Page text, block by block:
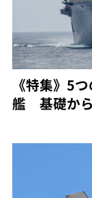
《特集》5
艦 基礎か